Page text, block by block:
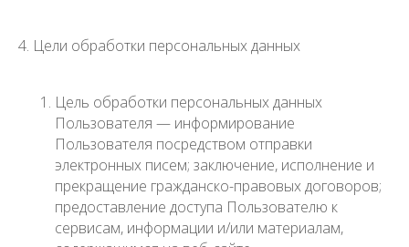
4. Цели обработки персональных данных
Цель обработки персональных данных
Пользователя — информирование
Пользователя посредством отправки
электронных писем; заключение, исполнение и
прекращение гражданско-правовых договоров;
предоставление доступа Пользователю к
сервисам, информации и/или материалам,